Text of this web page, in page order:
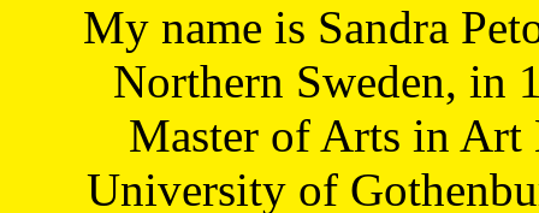
My name is Sandra
Northern Sweden, in
Master of Arts in Art
University of